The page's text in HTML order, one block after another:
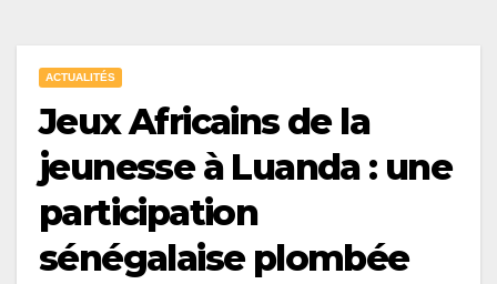
ACTUALITÉS
Jeux Africains de la
jeunesse à Luanda : une
participation
sénégalaise plombée